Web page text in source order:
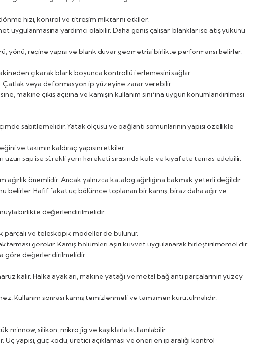
hızı, kontrol ve titreşim miktarını etkiler.
yardımcı olabilir. Daha geniş çalışan blanklar ise atış yükünü
yönü, reçine yapısı ve blank duvar geometrisi birlikte performansı belirler.
çıkarak blank boyunca kontrollü ilerlemesini sağlar.
Çatlak veya deformasyon ip yüzeyine zarar verebilir.
makine çıkış açısına ve kamışın kullanım sınıfına uygun konumlandırılması
sabitlemelidir. Yatak ölçüsü ve bağlantı somunlarının yapısı özellikle
ve takımın kaldıraç yapısını etkiler.
uzun sap ise sürekli yem hareketi sırasında kola ve kıyafete temas edebilir.
önemlidir. Ancak yalnızca katalog ağırlığına bakmak yeterli değildir.
belirler. Hafif fakat uç bölümde toplanan bir kamış, biraz daha ağır ve
birlikte değerlendirilmelidir.
parçalı ve teleskopik modeller de bulunur.
gerekir. Kamış bölümleri aşırı kuvvet uygulanarak birleştirilmemelidir.
göre değerlendirilmelidir.
kalır. Halka ayakları, makine yatağı ve metal bağlantı parçalarının yüzey
Kullanım sonrası kamış temizlenmeli ve tamamen kurutulmalıdır.
minnow, silikon, mikro jig ve kaşıklarla kullanılabilir.
yapısı, güç kodu, üretici açıklaması ve önerilen ip aralığı kontrol